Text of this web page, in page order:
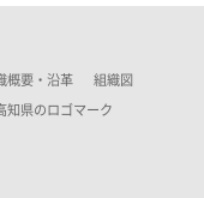
概要・沿革 組織図
知県のロゴマーク